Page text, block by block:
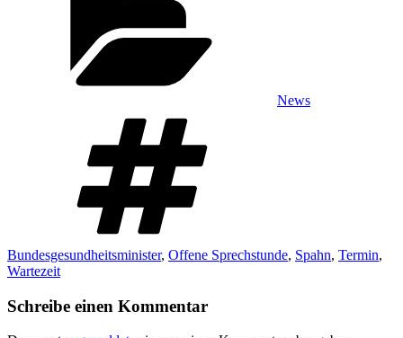
News
Bundesgesundheitsminister, Offene Sprechstunde, Spahn, Termin,
Wartezeit
Schreibe einen Kommentar